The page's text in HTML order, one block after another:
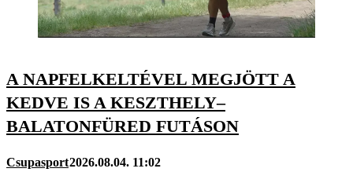
A NAPFELKELTÉVEL MEGJÖTT A
KEDVE IS A KESZTHELY–
BALATONFÜRED FUTÁSON
Csupasport2026.08.04. 11:02